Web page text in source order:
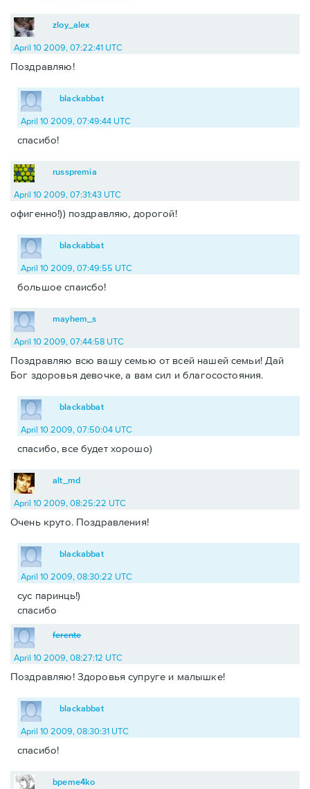
zloy_alex
April 10 2009, 07:22:41 UTC
Поздравляю!
blackabbat
April 10 2009, 07:49:44 UTC
спасибо!
russpremia
April 10 2009, 07:31:43 UTC
офигенно!)) поздравляю, дорогой!
blackabbat
April 10 2009, 07:49:55 UTC
большое спаисбо!
mayhem_s
April 10 2009, 07:44:58 UTC
Поздравляю всю вашу семью от всей нашей семьи! Дай
Бог здоровья девочке, а вам сил и благосостояния.
blackabbat
April 10 2009, 07:50:04 UTC
спасибо, все будет хорошо)
alt_md
April 10 2009, 08:25:22 UTC
Очень круто. Поздравления!
blackabbat
April 10 2009, 08:30:22 UTC
сус паринць!)
спасибо
ferente
April 10 2009, 08:27:12 UTC
Поздравляю! Здоровья супруге и малышке!
blackabbat
April 10 2009, 08:30:31 UTC
спасибо!
bpeme4ko